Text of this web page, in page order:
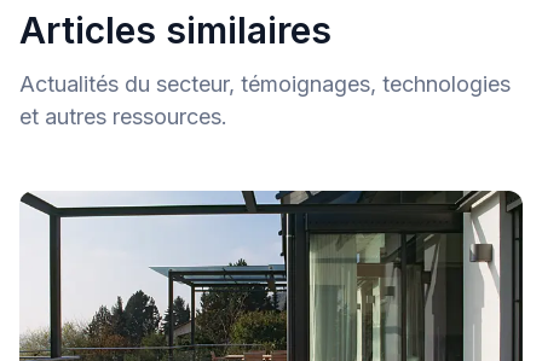
Articles similaires
Actualités du secteur, témoignages, technologies
et autres ressources.